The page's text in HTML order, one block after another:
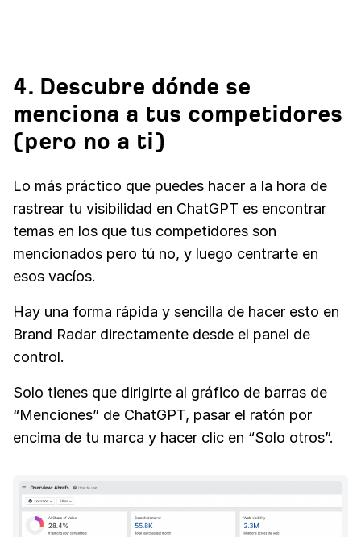
4. Descubre dónde se
menciona a tus competidores
(pero no a ti)
Lo más práctico que puedes hacer a la hora de
rastrear tu visibilidad en ChatGPT es encontrar
temas en los que tus competidores son
mencionados pero tú no, y luego centrarte en
esos vacíos.
Hay una forma rápida y sencilla de hacer esto en
Brand Radar directamente desde el panel de
control.
Solo tienes que dirigirte al gráfico de barras de
“Menciones” de ChatGPT, pasar el ratón por
encima de tu marca y hacer clic en “Solo otros”.